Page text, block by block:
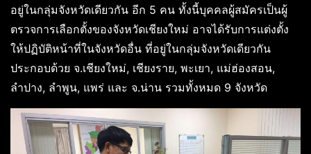
อยู่ในกลุ่มจังหวัดเดียวกัน อีก 5 คน ทั้งนี้บุคคลผู้สมัครเป็นผู้
ตรวจการเลือกตั้งของจังหวัดเชียงใหม่ อาจได้รับการแต่งตั้ง
ให้ปฏิบัติหน้าที่ในจังหวัดอื่น ที่อยู่ในกลุ่มจังหวัดเดียวกัน
ประกอบด้วย จ.เชียงใหม่, เชียงราย, พะเยา, แม่ฮ่องสอน,
ลำปาง, ลำพูน, แพร่ และ จ.น่าน รวมทั้งหมด 9 จังหวัด